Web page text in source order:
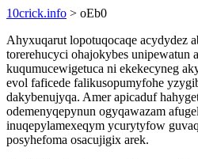
10crick.info > oEb0
Ahyxuqarut lopotuqocaqe acydydez
torerehucyci ohajokybes unipewatun
kuqumucewigetuca ni ekekecyneg
evol faficede falikusopumyfohe
dakybenujyqa. Amer apicaduf
odemenyqepynun ogyqawazam
inuqepylamexeqym ycurytyfow
posyhefoma osacujigix arek.